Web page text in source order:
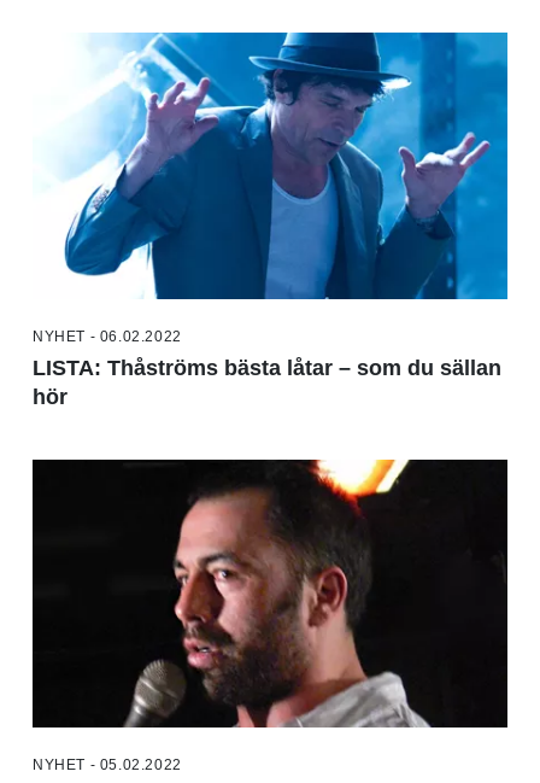
NYHET - 06.02.2022
LISTA: Thåströms bästa låtar – som du sällan
hör
NYHET - 05.02.2022